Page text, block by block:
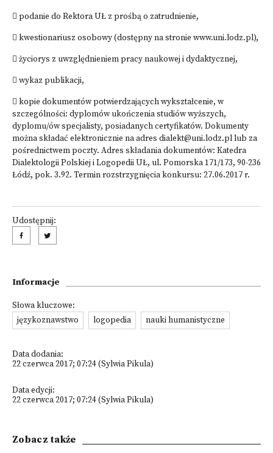
 podanie do Rektora UŁ z prośbą o zatrudnienie,
 kwestionariusz osobowy (dostępny na stronie www.uni.lodz.pl),
 życiorys z uwzględnieniem pracy naukowej i dydaktycznej,
 wykaz publikacji,
 kopie dokumentów potwierdzających wykształcenie, w
szczególności: dyplomów ukończenia studiów wyższych,
dyplomu/ów specjalisty, posiadanych certyfikatów. Dokumenty
można składać elektronicznie na adres dialekt@uni.lodz.pl lub za
pośrednictwem poczty. Adres składania dokumentów: Katedra
Dialektologii Polskiej i Logopedii UŁ, ul. Pomorska 171/173, 90-236
Łódź, pok. 3.92. Termin rozstrzygnięcia konkursu: 27.06.2017 r.
Udostępnij:
Informacje
Słowa kluczowe:
językoznawstwo
logopedia nauki humanistyczne
Data dodania:
22 czerwca 2017; 07:24 (Sylwia Pikula)
Data edycji:
22 czerwca 2017; 07:24 (Sylwia Pikula)
Zobacz także